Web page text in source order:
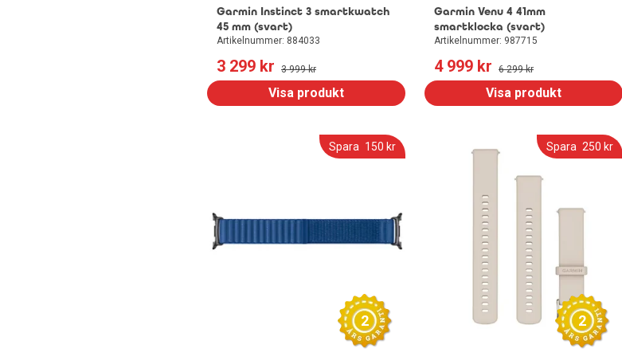
Garmin Instinct 3 smartkwatch
45 mm (svart)
Artikelnummer: 884033
3 299 kr 3 999 kr
Visa produkt
Garmin Venu 4 41mm
smartklocka (svart)
Artikelnummer: 987715
4 999 kr 6 299 kr
Visa produkt
Spara 150 kr
2
Spara 250 kr
2